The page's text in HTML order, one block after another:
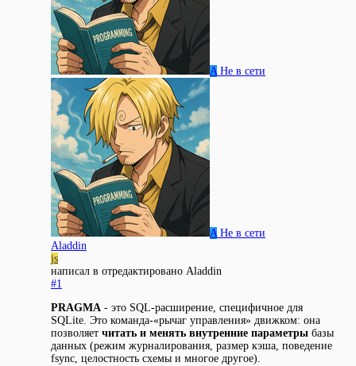
A Не в сети
A Не в сети
Aladdin
js
написал в отредактировано Aladdin
#1
PRAGMA - это SQL-расширение, специфичное для
SQLite. Это команда-«рычаг управления» движком: она
позволяет читать и менять внутренние параметры базы
данных (режим журналирования, размер кэша, поведение
fsync, целостность схемы и многое другое).